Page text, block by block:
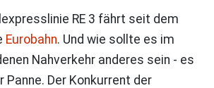
RE 3 fährt seit dem
Eurobahn. Und wie sollte es im
Nahverkehr anderes sein - es
Panne. Der Konkurrent der